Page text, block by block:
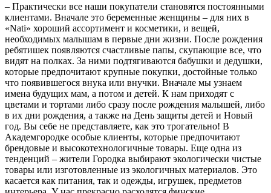
– Практически все наши покупатели становятся постоянными
клиентами. Вначале это беременные женщины – для них в
«Nati» хороший ассортимент и косметики, и вещей,
необходимых малышам в первые дни жизни. После рождения
ребятишек появляются счастливые папы, скупающие все, что
видят на полках. За ними подтягиваются бабушки и дедушки,
которые предпочитают крупные покупки, достойные только
что появившегося внука или внучки. Вначале мы узнаем
имена будущих мам, а потом и детей. К нам приходят с
цветами и тортами либо сразу после рождения малышей, либо
в их дни рождения, а также на День защиты детей и Новый
год. Вы себе не представляете, как это трогательно! В
Академгородке особые клиенты, которые предпочитают
брендовые и высокотехнологичные товары. Еще одна из
тенденций – жители Городка выбирают экологически чистые
товары или изготовленные из экологичных материалов. Это
касается как питания, так и одежды, игрушек, предметов